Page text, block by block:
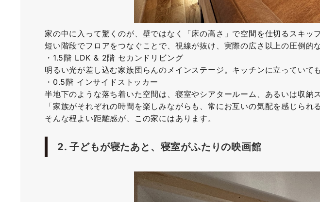
家の中に入って驚くのが、壁ではなく「床の高さ」で空間を仕切るスキッ
短い階段でフロアをつなぐことで、視線が抜け、実際の広さ以上の圧倒的
・1.5階 LDK & 2階 セカンドリビング
明るい光が差し込む家族団らんのメインステージ。キッチンに立っていて
・0.5階 インサイドストッカー
半地下のような落ち着いた空間は、寝室やシアタールーム、あるいは収納
「家族がそれぞれの時間を楽しみながらも、常にお互いの気配を感じられる
そんな程よい距離感が、この家にはあります。
2.子どもが寝たあと、寝室がふたりの映画館